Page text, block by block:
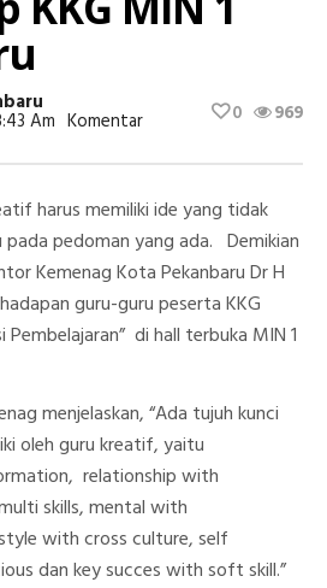
Am Komentar 969
0
harus memiliki ide yang tidak
pedoman yang ada. Demikian
Kemenag Kota Pekanbaru Dr H
guru-guru peserta KKG
di hall terbuka MIN 1
menjelaskan, “Ada tujuh kunci
oleh guru kreatif, yaitu
relationship with
skills, mental with
with cross culture, self
dan key succes with soft skill.”